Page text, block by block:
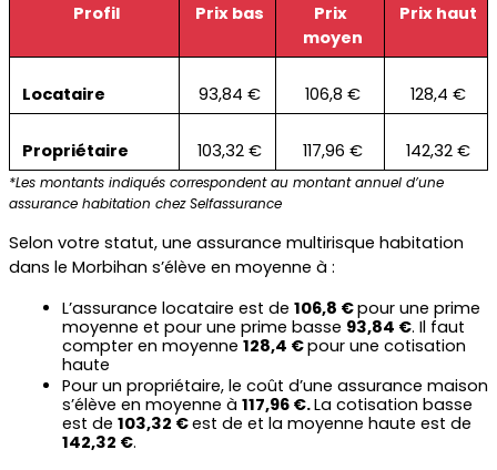
Profil Prix bas
Prix
moyen
Prix haut
Locataire 93,84 € 106,8 € 128,4 €
Propriétaire 103,32 € 117,96 € 142,32 €
*Les montants indiqués correspondent au montant annuel d’une
assurance habitation chez Selfassurance
Selon votre statut, une assurance multirisque habitation
dans le Morbihan s’élève en moyenne à :
L’assurance locataire est de 106,8 € pour une prime
moyenne et pour une prime basse 93,84 €. Il faut
compter en moyenne 128,4 € pour une cotisation
haute
Pour un propriétaire, le coût d’une assurance maison
s’élève en moyenne à 117,96 €. La cotisation basse
est de 103,32 €
142,32 €.